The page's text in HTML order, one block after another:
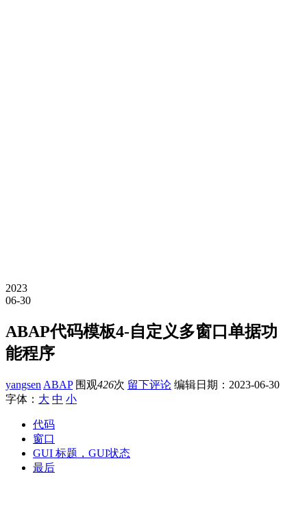
2023
06-30
ABAP代码模板4-自定义多窗口单据功
能程序
yangsen ABAP围观426次 留下评论 编辑日期： 2023-06-30
字体： 大 中 小
代码
窗口
GUI 标题，GUI状态
最后